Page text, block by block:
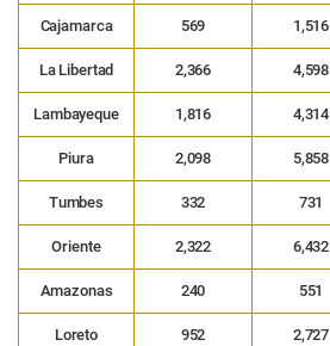
Cajamarca 569 1,516
La Libertad 2,366 4,598
Lambayeque 1,816 4,314
Piura 2,098 5,858
Tumbes 332 731
Oriente 2,322 6,432
Amazonas 240 551
Loreto 952 2,727